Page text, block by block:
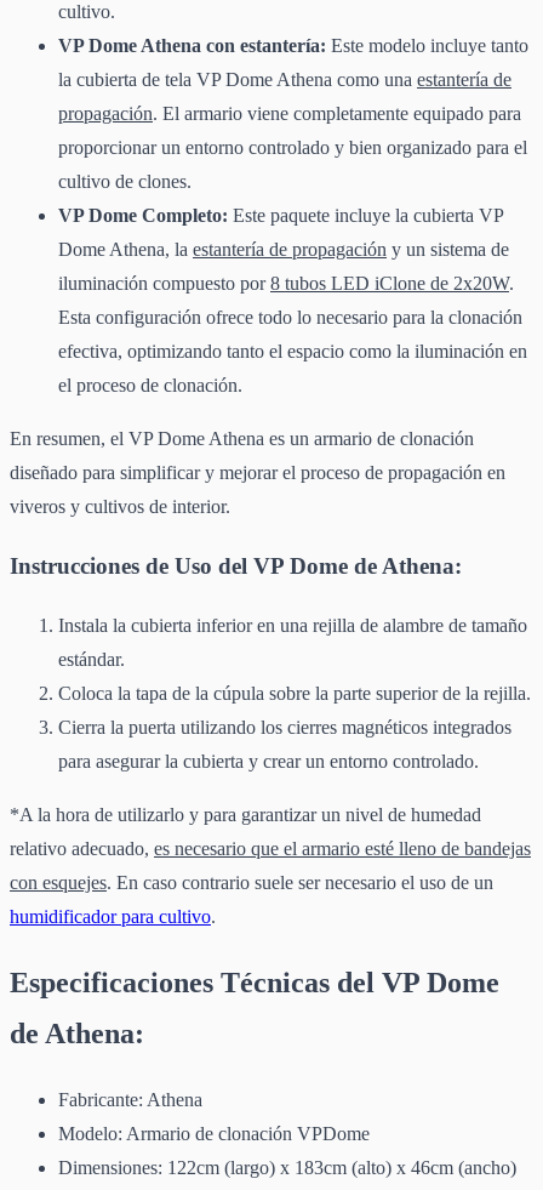
cultivo.
VP Dome Athena con estantería: Este modelo incluye tanto
la cubierta de tela VP Dome Athena como una estantería de
propagación. El armario viene completamente equipado para
proporcionar un entorno controlado y bien organizado para el
cultivo de clones.
VP Dome Completo: Este paquete incluye la cubierta VP
Dome Athena, la estantería de propagación y un sistema de
iluminación compuesto por8 tubos LED iClone de 2x20W.
Esta configuración ofrece todo lo necesario para la clonación
efectiva, optimizando tanto el espacio como la iluminación en
el proceso de clonación.
En resumen, el VP Dome Athena es un armario de clonación
diseñado para simplificar y mejorar el proceso de propagación en
viveros y cultivos de interior.
Instrucciones de Uso del VP Dome de Athena:
Instala la cubierta inferior en una rejilla de alambre de tamaño
estándar.
Coloca la tapa de la cúpula sobre la parte superior de la rejilla.
Cierra la puerta utilizando los cierres magnéticos integrados
para asegurar la cubierta y crear un entorno controlado.
*A la hora de utilizarlo y para garantizar un nivel de humedad
relativo adecuado, es necesario que el armario esté lleno de bandejas
con esquejes. En caso contrario suele ser necesario el uso de un
humidificador para cultivo.
Especificaciones Técnicas del VP Dome
de Athena:
Fabricante: Athena
Modelo: Armario de clonación VPDome
Dimensiones: 122cm (largo) x 183cm (alto) x 46cm (ancho)